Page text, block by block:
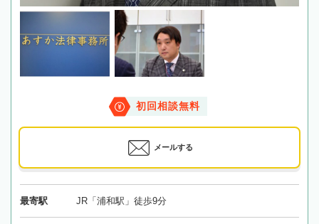
初回相談無料
メールする
最寄駅 JR「浦和駅」徒歩9分